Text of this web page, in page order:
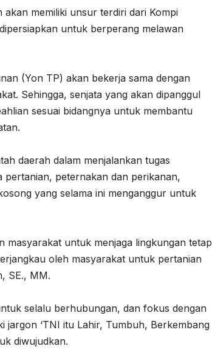
akan memiliki unsur terdiri dari Kompi
untuk berperang melawan
(Yon TP) akan bekerja sama dengan
Sehingga, senjata yang akan dipanggul
sesuai bidangnya untuk membantu
daerah dalam menjalankan tugas
pertanian, peternakan dan perikanan,
yang selama ini menganggur untuk
masyarakat untuk menjaga lingkungan tetap
oleh masyarakat untuk pertanian
SE., MM.
selalu berhubungan, dan fokus dengan
jargon ‘TNI itu Lahir, Tumbuh, Berkembang
diwujudkan.